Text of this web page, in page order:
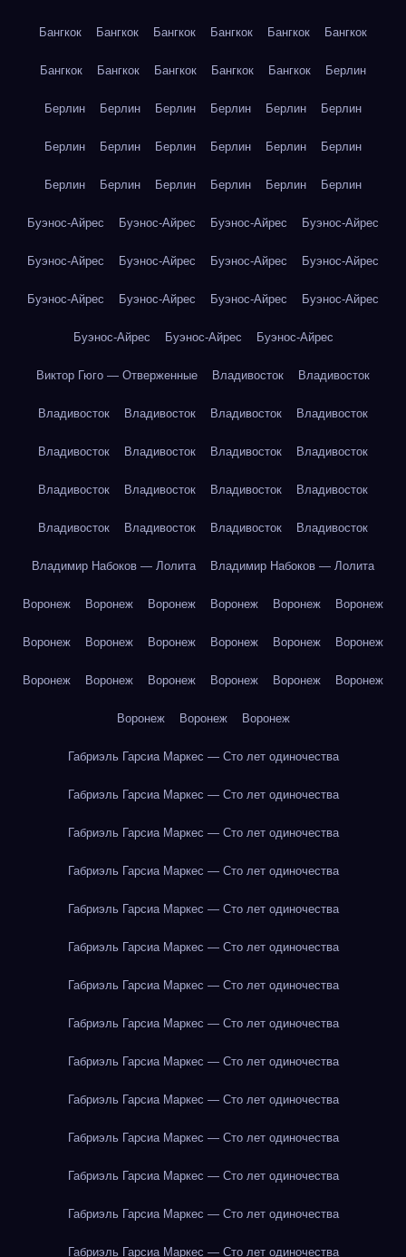
Бангкок Бангкок Бангкок Бангкок Бангкок Бангкок
Бангкок Бангкок Бангкок Бангкок Бангкок Берлин
Берлин Берлин Берлин Берлин Берлин Берлин
Берлин Берлин Берлин Берлин Берлин Берлин
Берлин Берлин Берлин Берлин Берлин Берлин
Буэнос-Айрес Буэнос-Айрес Буэнос-Айрес Буэнос-Айрес
Буэнос-Айрес Буэнос-Айрес Буэнос-Айрес Буэнос-Айрес
Буэнос-Айрес Буэнос-Айрес Буэнос-Айрес Буэнос-Айрес
Буэнос-Айрес Буэнос-Айрес Буэнос-Айрес
Виктор Гюго — Отверженные Владивосток Владивосток
Владивосток Владивосток Владивосток Владивосток
Владивосток Владивосток Владивосток Владивосток
Владивосток Владивосток Владивосток Владивосток
Владивосток Владивосток Владивосток Владивосток
Владимир Набоков — Лолита Владимир Набоков — Лолита
Воронеж Воронеж Воронеж Воронеж Воронеж Воронеж
Воронеж Воронеж Воронеж Воронеж Воронеж Воронеж
Воронеж Воронеж Воронеж Воронеж Воронеж Воронеж
Воронеж Воронеж Воронеж
Габриэль Гарсиа Маркес — Сто лет одиночества
Габриэль Гарсиа Маркес — Сто лет одиночества
Габриэль Гарсиа Маркес — Сто лет одиночества
Габриэль Гарсиа Маркес — Сто лет одиночества
Габриэль Гарсиа Маркес — Сто лет одиночества
Габриэль Гарсиа Маркес — Сто лет одиночества
Габриэль Гарсиа Маркес — Сто лет одиночества
Габриэль Гарсиа Маркес — Сто лет одиночества
Габриэль Гарсиа Маркес — Сто лет одиночества
Габриэль Гарсиа Маркес — Сто лет одиночества
Габриэль Гарсиа Маркес — Сто лет одиночества
Габриэль Гарсиа Маркес — Сто лет одиночества
Габриэль Гарсиа Маркес — Сто лет одиночества
Габриэль Гарсиа Маркес — Сто лет одиночества